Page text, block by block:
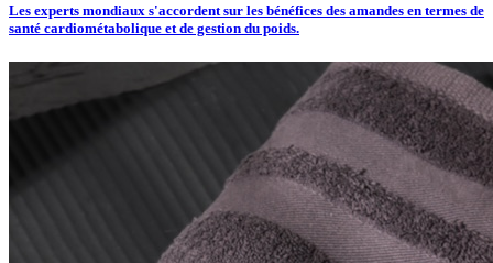
Les experts mondiaux s'accordent sur les bénéfices des amandes en termes de
santé cardiométabolique et de gestion du poids.